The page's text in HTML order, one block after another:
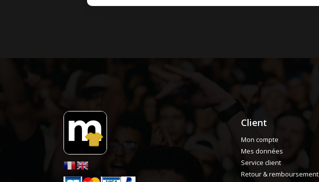
Client
Mon compte
Mes données
Service client
Retour & remboursement